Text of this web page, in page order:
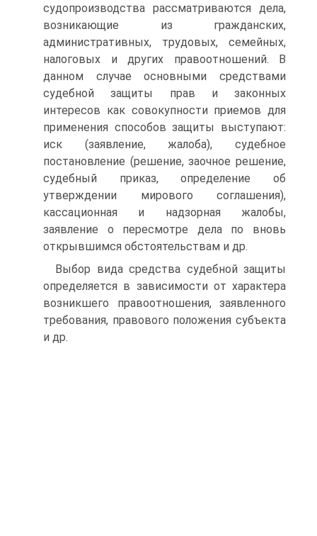
судопроизводства рассматриваются дела,
возникающие из гражданских,
административных, трудовых, семейных,
налоговых и других правоотношений. В
данном случае основными средствами
судебной защиты прав и законных
интересов как совокупности приемов для
применения способов защиты выступают:
иск (заявление, жалоба), судебное
постановление (решение, заочное решение,
судебный приказ, определение об
утверждении мирового соглашения),
кассационная и надзорная жалобы,
заявление о пересмотре дела по вновь
открывшимся обстоятельствам и др.
Выбор вида средства судебной защиты
определяется в зависимости от характера
возникшего правоотношения, заявленного
требования, правового положения субъекта
и др.